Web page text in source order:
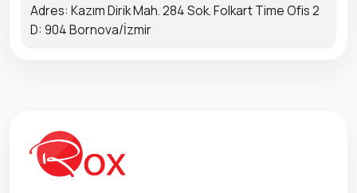
Adres: Kazım Dirik Mah. 284 Sok. Folkart Time Ofis 2
D: 904 Bornova/İzmir